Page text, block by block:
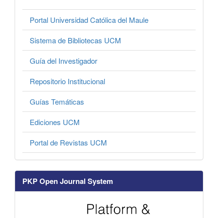
Portal Universidad Católica del Maule
Sistema de Bibliotecas UCM
Guía del Investigador
Repositorio Institucional
Guías Temáticas
Ediciones UCM
Portal de Revistas UCM
PKP Open Journal System